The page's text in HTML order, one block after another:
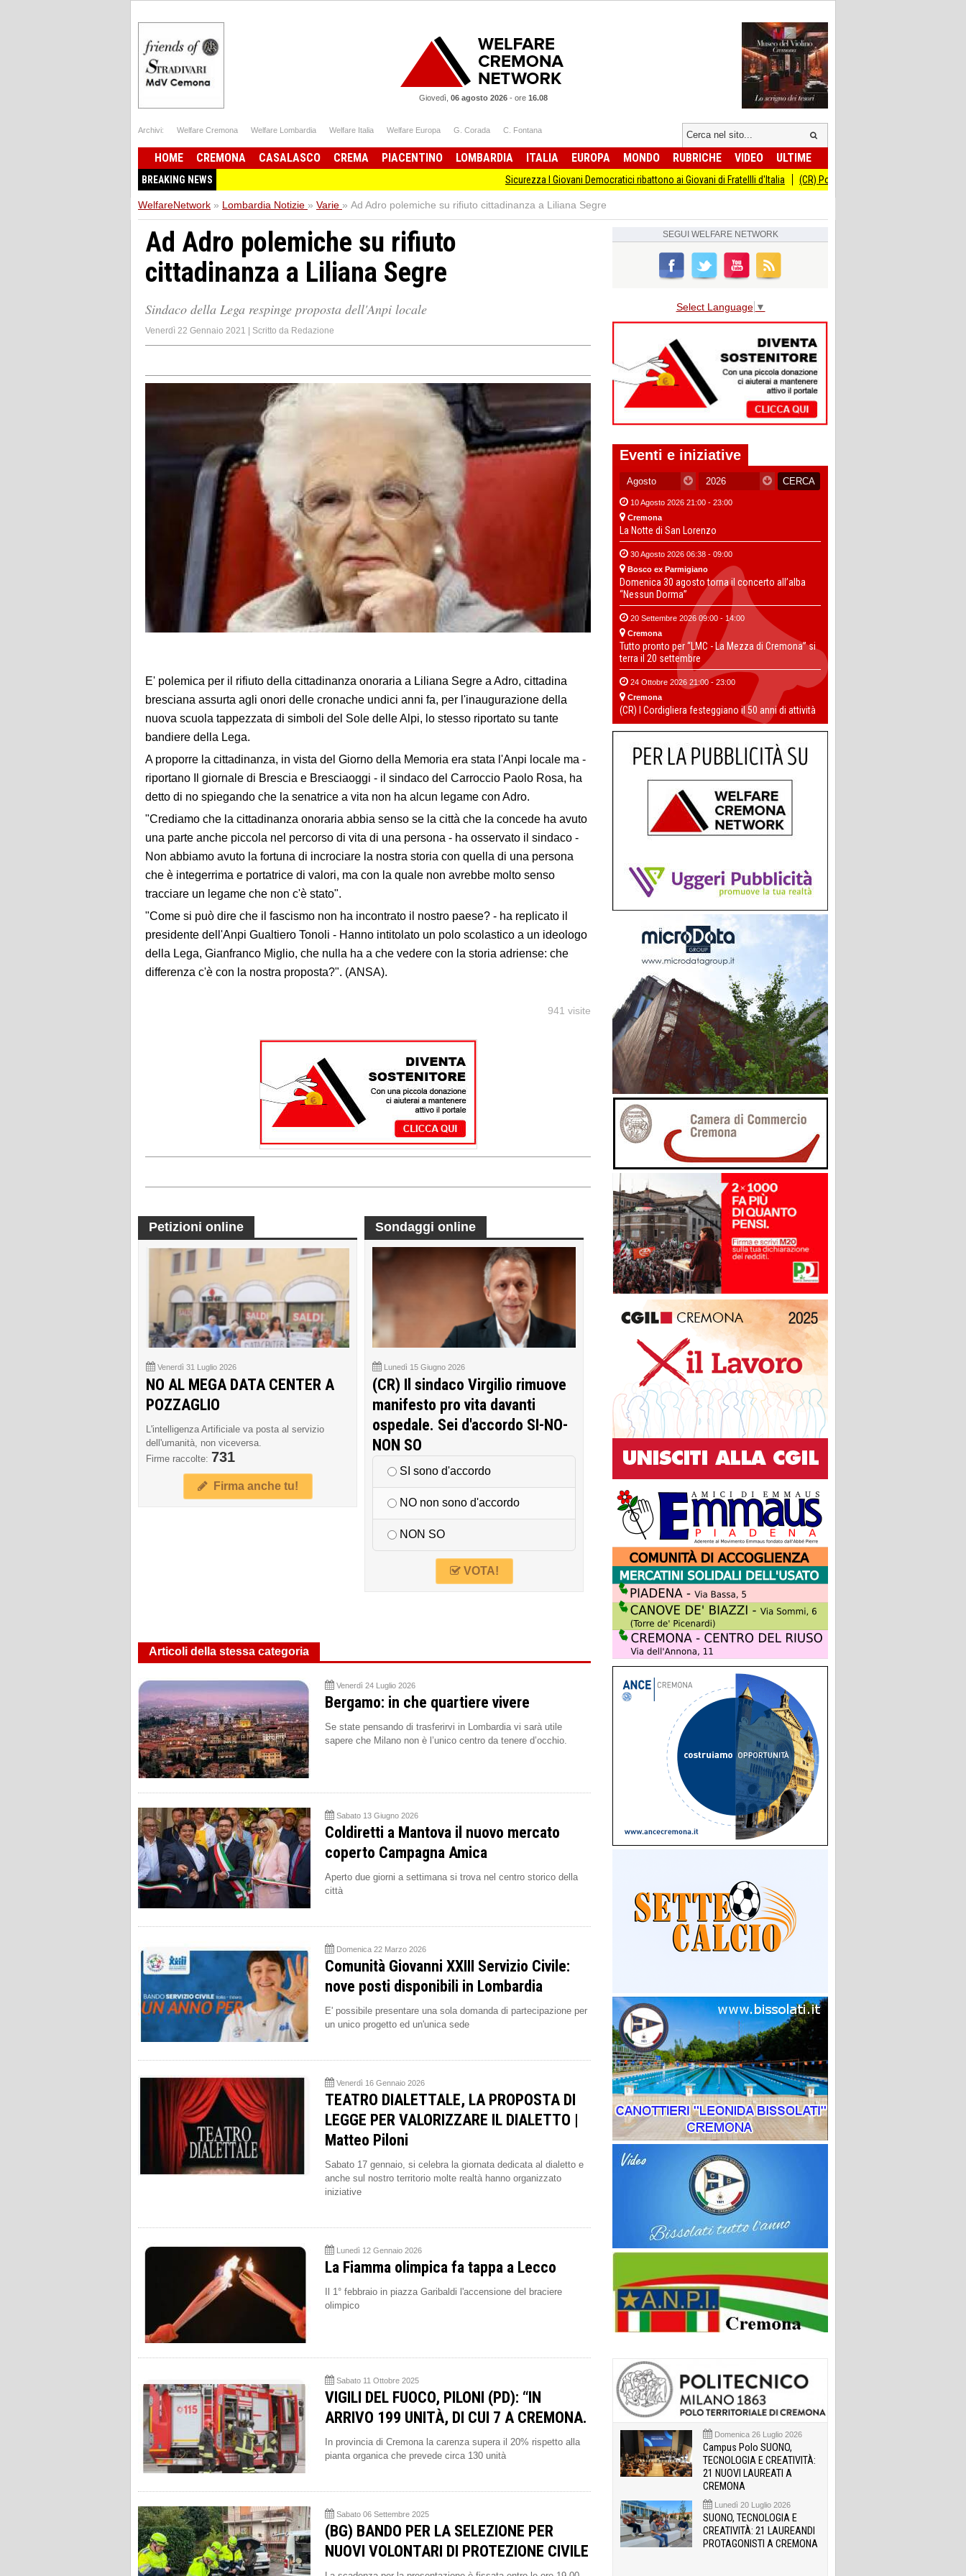
Giovedì, 06 agosto 2026- ore 16.08
Archivi: Welfare Cremona Welfare Lombardia Welfare Italia Welfare Europa G. Corada C. Fontana
HOME CREMONA CASALASCO CREMA PIACENTINO LOMBARDIA ITALIA EUROPA MONDO RUBRICHE VIDEO ULTIME
BREAKING NEWS Sicurezza I Giovani Democratici ribattono ai Giovani di Fratellli d'Italia (CR) Ponte sul Morbasco: al via i lavori per la
WelfareNetwork » Lombardia Notizie » Varie » Ad Adro polemiche su rifiuto cittadinanza a Liliana Segre
Ad Adro polemiche su rifiuto
cittadinanza a Liliana Segre
Sindaco della Lega respinge proposta dell'Anpi locale
Venerdì 22 Gennaio 2021 | Scritto da Redazione
E' polemica per il rifiuto della cittadinanza onoraria a Liliana Segre a Adro, cittadina
bresciana assurta agli onori delle cronache undici anni fa, per l'inaugurazione della
nuova scuola tappezzata di simboli del Sole delle Alpi, lo stesso riportato su tante
bandiere della Lega.
A proporre la cittadinanza, in vista del Giorno della Memoria era stata l'Anpi locale ma -
riportano Il giornale di Brescia e Bresciaoggi - il sindaco del Carroccio Paolo Rosa, ha
detto di no spiegando che la senatrice a vita non ha alcun legame con Adro.
"Crediamo che la cittadinanza onoraria abbia senso se la città che la concede ha avuto
una parte anche piccola nel percorso di vita di una persona - ha osservato il sindaco -
Non abbiamo avuto la fortuna di incrociare la nostra storia con quella di una persona
che è integerrima e portatrice di valori, ma con la quale non avrebbe molto senso
tracciare un legame che non c'è stato".
"Come si può dire che il fascismo non ha incontrato il nostro paese? - ha replicato il
presidente dell'Anpi Gualtiero Tonoli - Hanno intitolato un polo scolastico a un ideologo
della Lega, Gianfranco Miglio, che nulla ha a che vedere con la storia adriense: che
differenza c'è con la nostra proposta?". (ANSA).
941 visite
Petizioni online
Venerdì 31 Luglio 2026
NO AL MEGA DATA CENTER A
POZZAGLIO
L'intelligenza Artificiale va posta al servizio
dell'umanità, non viceversa.
Firme raccolte: 731
Firma anche tu!
Sondaggi online
Lunedì 15 Giugno 2026
(CR) Il sindaco Virgilio rimuove
manifesto pro vita davanti
ospedale. Sei d'accordo SI-NO-
NON SO
SI sono d'accordo
NO non sono d'accordo
NON SO
VOTA!
Articoli della stessa categoria
Venerdì 24 Luglio 2026
Bergamo: in che quartiere vivere
Se state pensando di trasferirvi in Lombardia vi sarà utile
sapere che Milano non è l’unico centro da tenere d’occhio.
Sabato 13 Giugno 2026
Coldiretti a Mantova il nuovo mercato
coperto Campagna Amica
Aperto due giorni a settimana si trova nel centro storico della
città
Domenica 22 Marzo 2026
Comunità Giovanni XXIII Servizio Civile:
nove posti disponibili in Lombardia
E' possibile presentare una sola domanda di partecipazione per
un unico progetto ed un'unica sede
Venerdì 16 Gennaio 2026
TEATRO DIALETTALE, LA PROPOSTA DI
LEGGE PER VALORIZZARE IL DIALETTO |
Matteo Piloni
Sabato 17 gennaio, si celebra la giornata dedicata al dialetto e
anche sul nostro territorio molte realtà hanno organizzato
iniziative
Lunedì 12 Gennaio 2026
La Fiamma olimpica fa tappa a Lecco
Il 1° febbraio in piazza Garibaldi l'accensione del braciere
olimpico
Sabato 11 Ottobre 2025
VIGILI DEL FUOCO, PILONI (PD): “IN
ARRIVO 199 UNITÀ, DI CUI 7 A CREMONA.
In provincia di Cremona la carenza supera il 20% rispetto alla
pianta organica che prevede circa 130 unità
Sabato 06 Settembre 2025
(BG) BANDO PER LA SELEZIONE PER
NUOVI VOLONTARI DI PROTEZIONE CIVILE
SEGUI WELFARE NETWORK
Select Language ▼
Eventi e iniziative
10 Agosto 2026 21:00 - 23:00
Cremona
La Notte di San Lorenzo
30 Agosto 2026 06:38 - 09:00
Bosco ex Parmigiano
Domenica 30 agosto torna il concerto all’alba
“Nessun Dorma”
20 Settembre 2026 09:00 - 14:00
Cremona
Tutto pronto per “LMC - La Mezza di Cremona” si
terra il 20 settembre
24 Ottobre 2026 21:00 - 23:00
Cremona
(CR) I Cordigliera festeggiano il 50 anni di attività
Domenica 26 Luglio 2026
Campus Polo SUONO,
TECNOLOGIA E CREATIVITÀ:
21 NUOVI LAUREATI A
CREMONA
Lunedì 20 Luglio 2026
SUONO, TECNOLOGIA E
CREATIVITÀ: 21 LAUREANDI
PROTAGONISTI A CREMONA